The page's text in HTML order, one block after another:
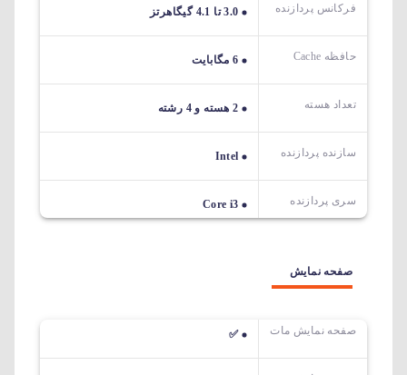
فرکانس پردازنده 3.0 تا 4.1 گیگاهرتز
حافظه Cache 6 مگابایت
تعداد هسته 2 هسته و 4 رشته
سازنده پردازنده Intel
سری پردازنده Core i3
صفحه نمایش
صفحه نمایش مات ✅